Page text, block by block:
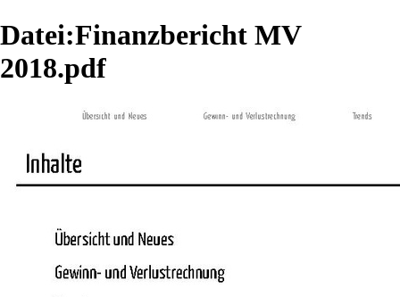
Datei:Finanzbericht MV
2018.pdf